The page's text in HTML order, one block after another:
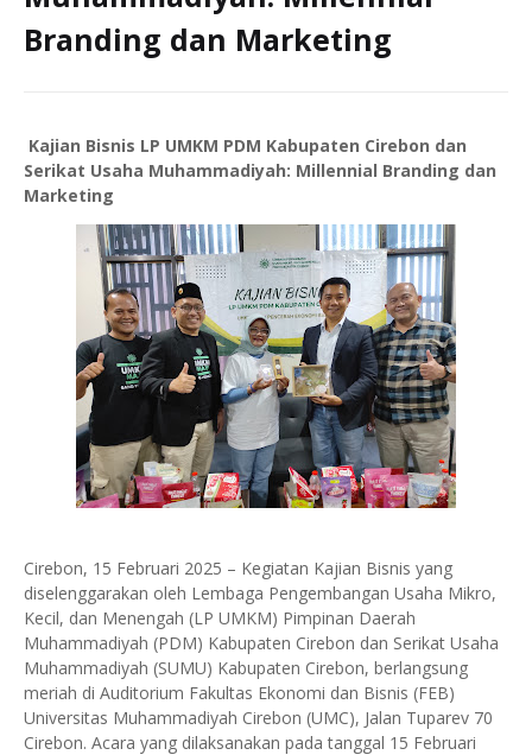
Branding dan Marketing
Kajian Bisnis LP UMKM PDM Kabupaten Cirebon dan
Serikat Usaha Muhammadiyah: Millennial Branding dan
Marketing
Cirebon, 15 Februari 2025 – Kegiatan Kajian Bisnis yang
diselenggarakan oleh Lembaga Pengembangan Usaha Mikro,
Kecil, dan Menengah (LP UMKM) Pimpinan Daerah
Muhammadiyah (PDM) Kabupaten Cirebon dan Serikat Usaha
Muhammadiyah (SUMU) Kabupaten Cirebon, berlangsung
meriah di Auditorium Fakultas Ekonomi dan Bisnis (FEB)
Universitas Muhammadiyah Cirebon (UMC), Jalan Tuparev 70
Cirebon. Acara yang dilaksanakan pada tanggal 15 Februari